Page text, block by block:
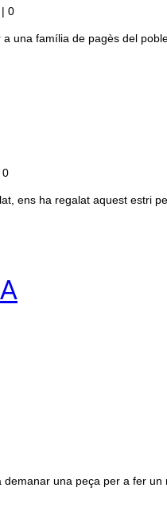
| 0
una família de pagès del
0
ens ha regalat aquest estri
una peça per a fer